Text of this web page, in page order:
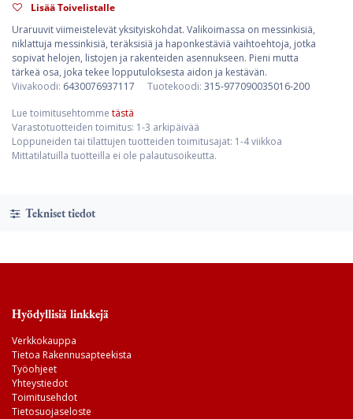
Lisää Toivelistalle
Uraruuvit viimeistelevät yksityiskohdat. Valikoimassa on messinkisiä,
niklattuja messinkisiä, teräksisiä ja haponkestäviä vaihtoehtoja, jotka
sopivat helojen, listojen ja rakenteiden asennukseen. Pieni mutta
tärkeä osa, joka tekee lopputuloksesta aidon ja kestävän.
Viivakoodi: 6430076937117 Tuotekoodi: 315-977090035016-200
Lue toimitusehtomme tästä
Varastotuotteiden toimitus: 1-3 arkipäivää
Loppuneiden tai tilattujen tuotteiden toimitusajat: 1-4 viikkoa
Mittatilatuilla tuotteilla ei ole palautusoikeutta.
Tekniset tiedot
Hyödyllisiä linkkejä
Verkkokauppa
Tietoa Rakennusapteekista
Työohjeet
Yhteystiedot
Toimitusehdot
Tietosuojaseloste